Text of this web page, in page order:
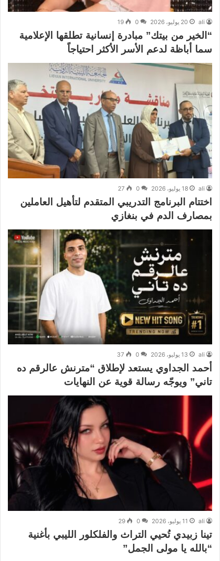
ali 20 يوليو، 2026 0
19
“الخير من بيتك” مبادرة إنسانية تطلقها الإعلامية
سما أباظة لدعم الأسر الأكثر احتياجاً
ali 18 يوليو، 2026 0
27
اختتام البرنامج التدريبي المتقدم لتأهيل العاملين
بمصارف الدم في بنغازي
ali 13 يوليو، 2026 0
37
أحمد الجداوي يستعد لإطلاق “مترنش عالرقم ده
تاني” ويوجّه رسالة قوية عن النهايات
ali 11 يوليو، 2026 0
29
تينا زبيدي تُحيي التراث والفلكلور الليبي بأغنية
“بالله يا مولى الجمل”